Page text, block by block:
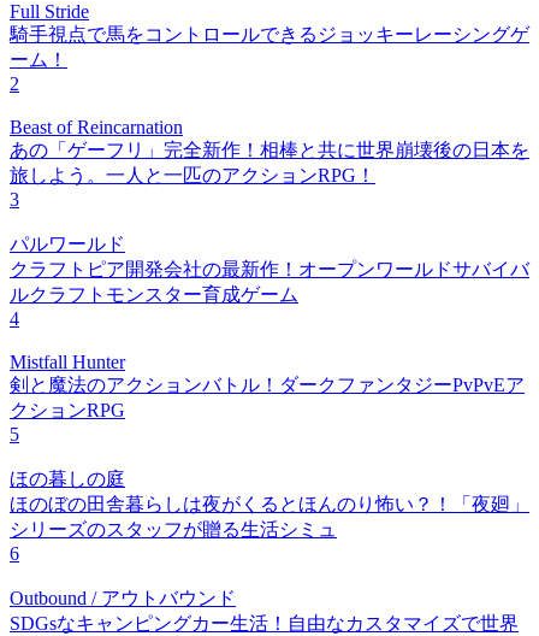
Full Stride
騎手視点で馬をコントロールできるジョッキーレーシングゲ
ーム！
2
Beast of Reincarnation
あの「ゲーフリ」完全新作！相棒と共に世界崩壊後の日本を
旅しよう。一人と一匹のアクションRPG！
3
パルワールド
クラフトピア開発会社の最新作！オープンワールドサバイバ
ルクラフトモンスター育成ゲーム
4
Mistfall Hunter
剣と魔法のアクションバトル！ダークファンタジーPvPvEア
クションRPG
5
ほの暮しの庭
ほのぼの田舎暮らしは夜がくるとほんのり怖い？！「夜廻」
シリーズのスタッフが贈る生活シミュ
6
Outbound / アウトバウンド
SDGsなキャンピングカー生活！自由なカスタマイズで世界